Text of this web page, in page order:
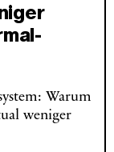
Warum
weniger